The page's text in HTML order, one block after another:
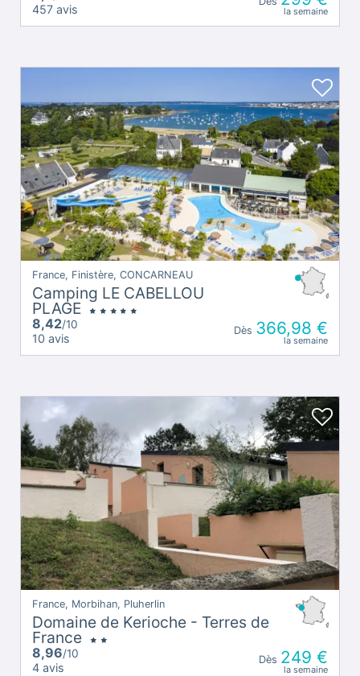
457 avis la semaine
France, Finistère, CONCARNEAU
Camping LE CABELLOU
PLAGE
8,42/10
10 avis
Dès 366,98 €
la semaine
France, Morbihan, Pluherlin
Domaine de Kerioche - Terres de
France
8,96/10
4 avis
Dès 249 €
la semaine